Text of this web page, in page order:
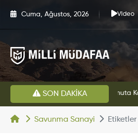
Cuma, Ağustos, 2026 Video
SON DAKİKA
Savunma Sanayi Etiketler